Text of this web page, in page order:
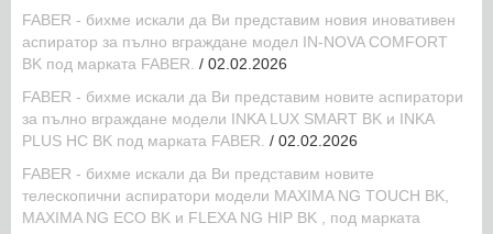
FABER - бихме искали да Ви представим новия иновативен
аспиратор за пълно вграждане модел IN-NOVA COMFORT
BK под марката FABER. / 02.02.2026
FABER - бихме искали да Ви представим новите аспиратори
за пълно вграждане модели INKA LUX SMART BK и INKA
PLUS HC BK под марката FABER. / 02.02.2026
FABER - бихме искали да Ви представим новитe
телескопични аспиратори модели MAXIMA NG TOUCH BK,
MAXIMA NG ECO BK и FLEXA NG HIP BK , под марката